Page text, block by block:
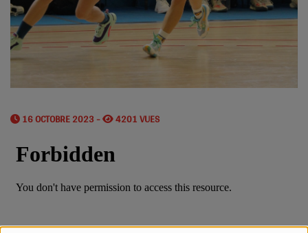
16 OCTOBRE 2023 - 4201 VUES